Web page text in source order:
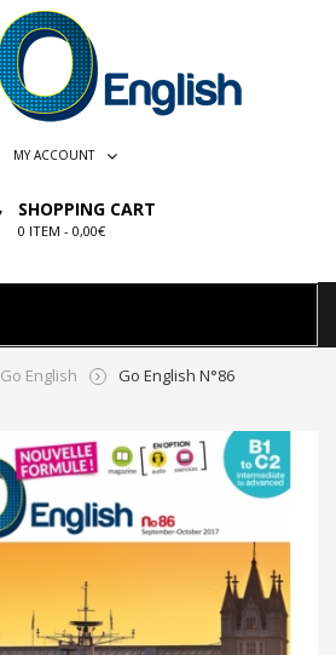
MY ACCOUNT
SHOPPING CART
0 ITEM - 0,00€
Go English Go English N°86